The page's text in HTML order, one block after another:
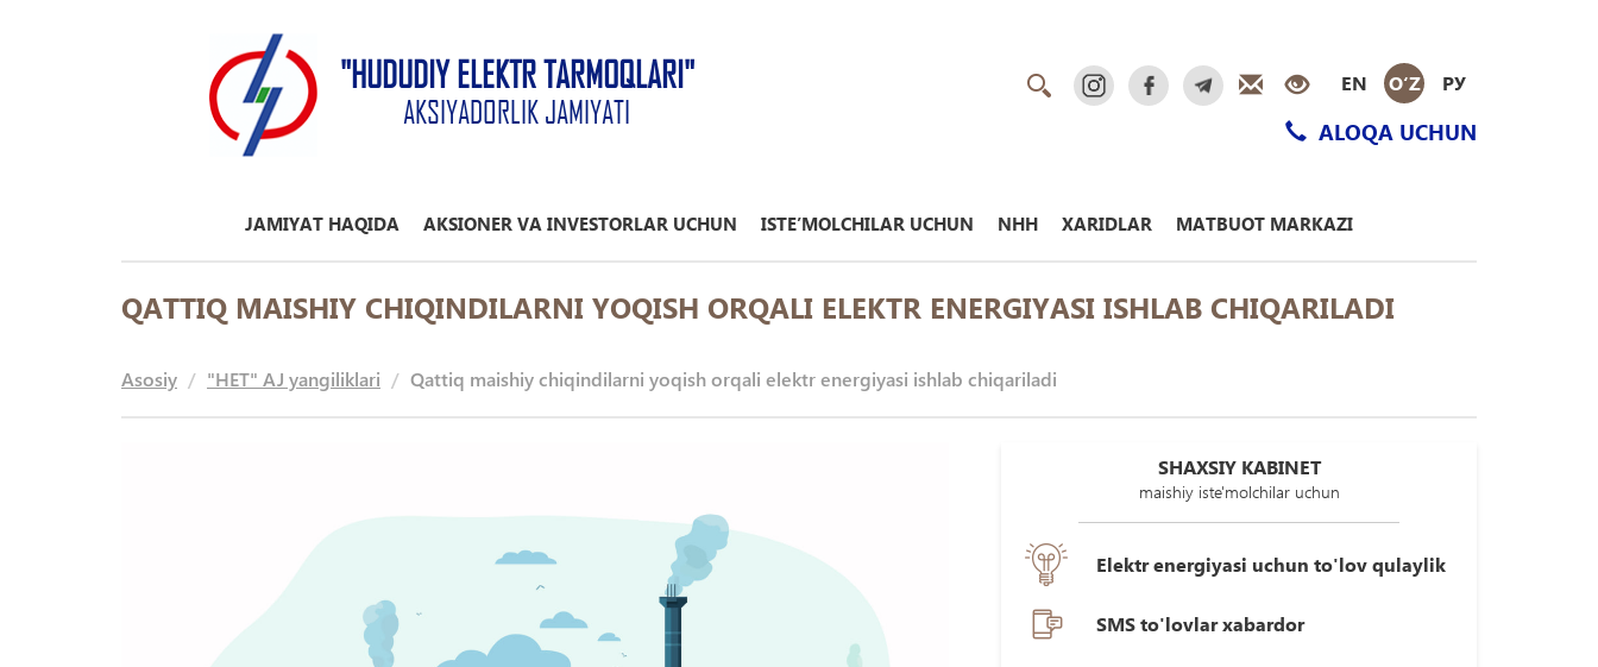
"HUDUDIY ELEKTR TARMOQLARI"
AKSIYADORLIK JAMIYATI
EN O‘Z РУ
ALOQA UCHUN
JAMIYAT HAQIDA AKSIONER VA INVESTORLAR UCHUN ISTE’MOLCHILAR UCHUN NHH XARIDLAR MATBUOT MARKAZI
QATTIQ MAISHIY CHIQINDILARNI YOQISH ORQALI ELEKTR ENERGIYASI ISHLAB CHIQARILADI
Asosiy "HET" AJ yangiliklari Qattiq maishiy chiqindilarni yoqish orqali elektr energiyasi ishlab chiqariladi
SHAXSIY KABINET
maishiy iste'molchilar uchun
Elektr energiyasi uchun to'lov qulaylik
SMS to'lovlar xabardor